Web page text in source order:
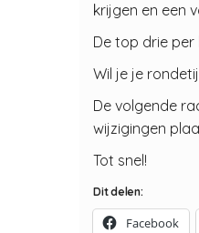
krijgen en een
De top drie
Wil je je
De volgende
wijzigingen
Tot snel!
Dit delen:
Facebook